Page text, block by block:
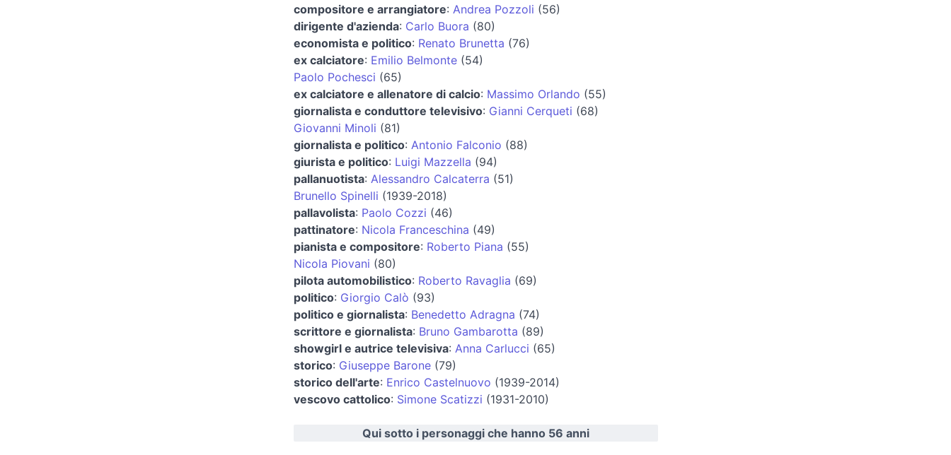
compositore e arrangiatore: Andrea Pozzoli (56)
dirigente d'azienda: Carlo Buora (80)
economista e politico: Renato Brunetta (76)
ex calciatore: Emilio Belmonte(54)
Paolo Pochesci (65)
ex calciatore e allenatore di calcio: Massimo Orlando (55)
giornalista e conduttore televisivo: Gianni Cerqueti (68)
Giovanni Minoli (81)
giornalista e politico: Antonio Falconio (88)
giurista e politico: Luigi Mazzella (94)
pallanuotista: Alessandro Calcaterra (51)
Brunello Spinelli (1939-2018)
pallavolista: Paolo Cozzi (46)
pattinatore: Nicola Franceschina (49)
pianista e compositore: Roberto Piana (55)
Nicola Piovani (80)
pilota automobilistico: Roberto Ravaglia (69)
politico: Giorgio Calò (93)
politico e giornalista: Benedetto Adragna (74)
scrittore e giornalista: Bruno Gambarotta (89)
showgirl e autrice televisiva: Anna Carlucci (65)
storico: Giuseppe Barone(79)
storico dell'arte: Enrico Castelnuovo (1939-2014)
vescovo cattolico: Simone Scatizzi (1931-2010)
Qui sotto i personaggi che hanno 56 anni